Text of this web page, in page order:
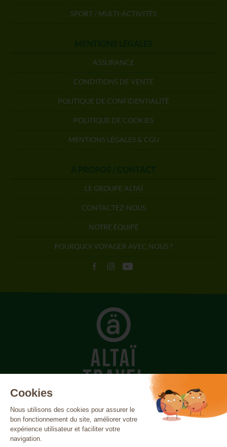
SPORT / MULTI-ACTIVITÉS
ASSURANCE
CONDITIONS DE VENTE
POLITIQUE DE CONFIDENTIALITÉ
POLITIQUE DE COOKIES
MENTIONS LÉGALES & CGU
LE GROUPE ALTAÏ
CONTACTEZ-NOUS
NOTRE ÉQUIPE
POURQUOI VOYAGER AVEC NOUS ?
Açores Canada Canaries
Cap-Vert
Costa Rica